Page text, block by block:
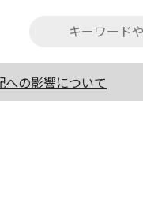
の影響について